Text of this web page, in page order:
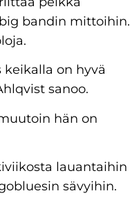
bandin mittoihin.
keikalla on hyvä
sanoo.
hän on
lauantaihin
sävyihin.